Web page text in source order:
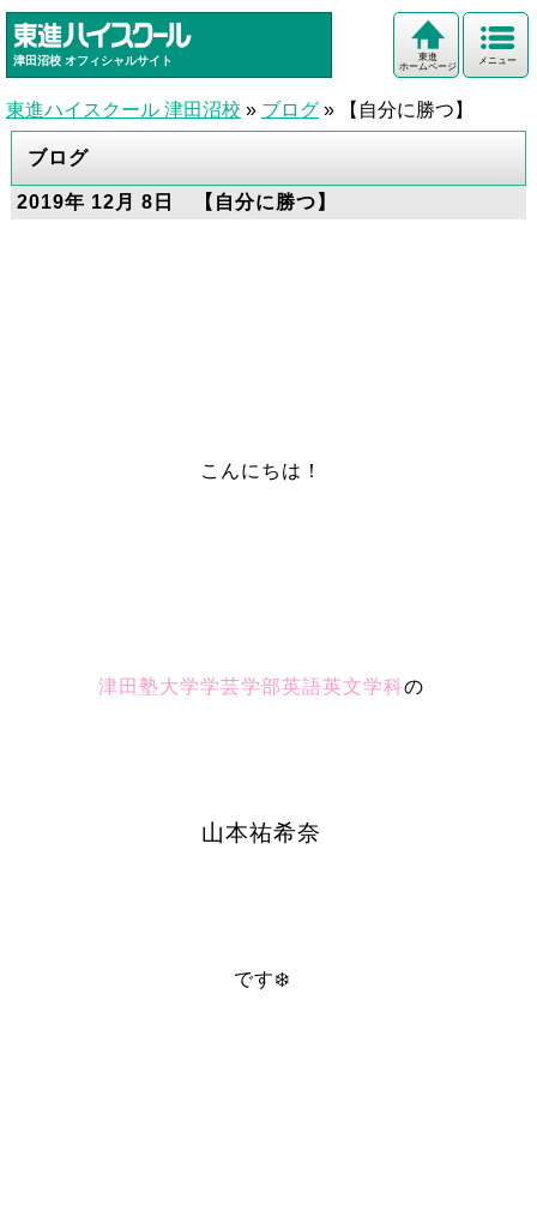
津田沼校 オフィシャルサイト メニュー
東進
ホームページ
東進ハイスクール 津田沼校 » ブログ » 【自分に勝つ】
ブログ
2019年 12月 8日 【自分に勝つ】
こんにちは！
津田塾大学学芸学部英語英文学科の
山本祐希奈
です❄️